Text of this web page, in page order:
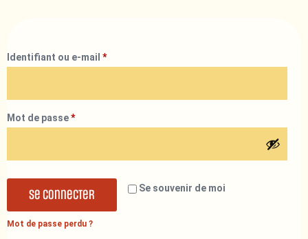
Identifiant ou e-mail *
Mot de passe*
Se souvenir de moi
Se connecter
Mot de passe perdu ?